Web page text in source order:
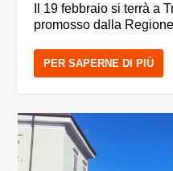
Il 19 febbraio si terrà a
promosso dalla
PER SAPERNE DI PIÙ